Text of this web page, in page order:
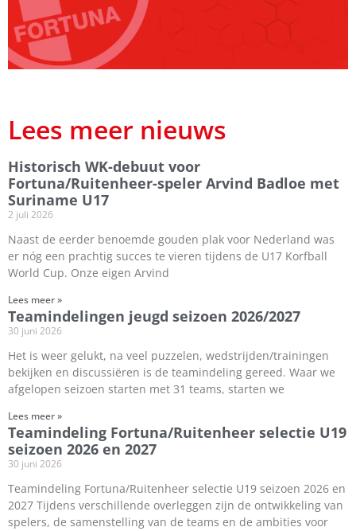
Lees meer nieuws
Historisch WK-debuut voor
Fortuna/Ruitenheer-speler Arvind Badloe met
Suriname U17
2 juli 2026
Naast de eerder benoemde gouden plak voor Nederland was
er nóg een prachtig succes te vieren tijdens de U17 Korfball
World Cup. Onze eigen Arvind
Lees meer »
Teamindelingen jeugd seizoen 2026/2027
30 juni 2026
Het is weer gelukt, na veel puzzelen, wedstrijden/trainingen
bekijken en discussiëren is de teamindeling gereed. Waar we
afgelopen seizoen starten met 31 teams, starten we
Lees meer »
Teamindeling Fortuna/Ruitenheer selectie U19
seizoen 2026 en 2027
30 juni 2026
Teamindeling Fortuna/Ruitenheer selectie U19 seizoen 2026 en
2027 Tijdens verschillende overleggen zijn de ontwikkeling van
spelers, de samenstelling van de teams en de ambities voor